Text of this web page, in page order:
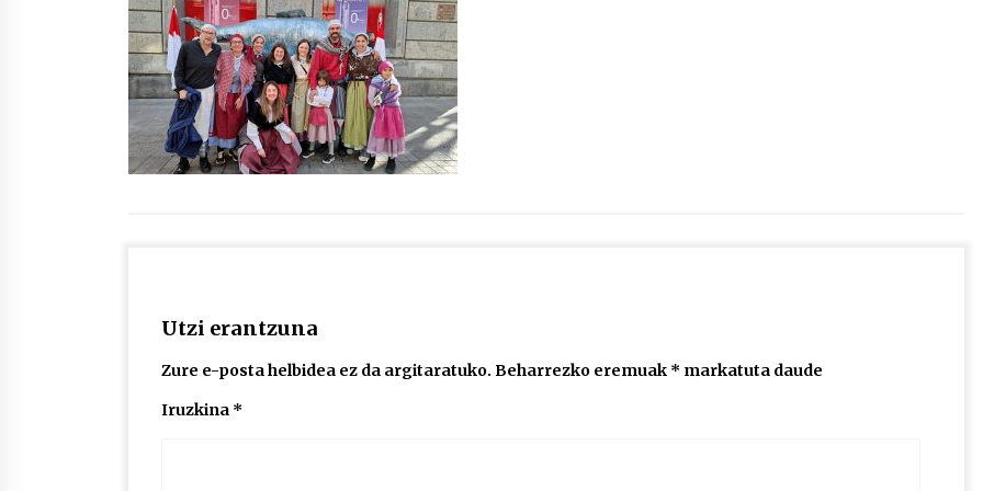
protagonista
2026/07/16
POTTO: San Pedro jaietako bertso-
saioa
2026/07/09
Utzi erantzuna
Zure e-posta helbidea ez da argitaratuko. Beharrezko eremuak * markatuta daude
Iruzkina *